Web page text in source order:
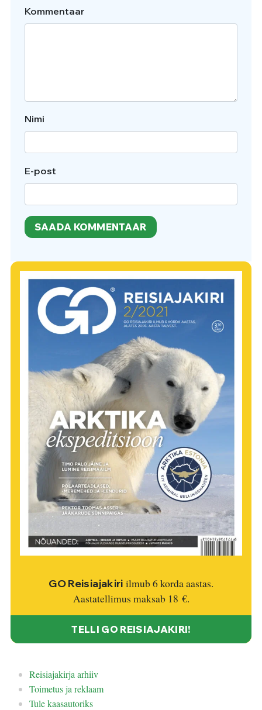
GO Reisiajakiri ilmub 6 korda aastas.
Aastatellimus maksab 18 €.
TELLI GO REISIAJAKIRI!
Reisiajakirja arhiiv
Toimetus ja reklaam
Tule kaasautoriks
Kommentaar
Nimi
E-post